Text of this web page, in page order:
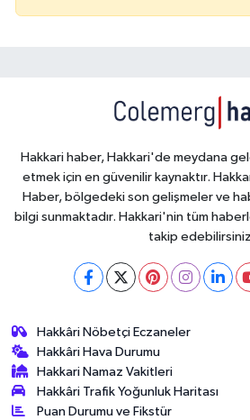
Hakkari haber, Hakkari'de meydana
etmek için en güvenilir kaynaktır.
Haber, bölgedeki son gelişmeler ve
bilgi sunmaktadır. Hakkari'nin tüm
takip
Hakkâri Nöbetçi Eczaneler
Hakkâri Hava Durumu
Hakkari Namaz Vakitleri
Hakkâri Trafik Yoğunluk Haritası
Puan Durumu ve Fikstür